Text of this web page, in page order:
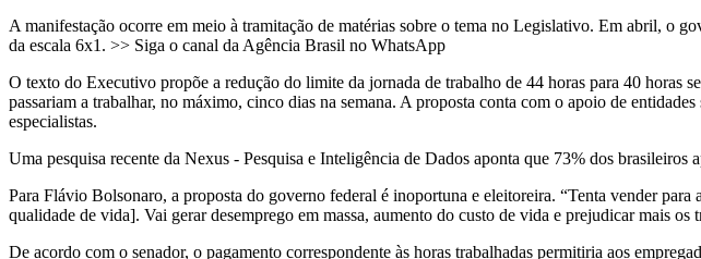
A manifestação ocorre em meio à tramitação de matérias sobre o tema no Legislativo. Em abril, o
da escala 6x1. >> Siga o canal da Agência Brasil no WhatsApp
O texto do Executivo propõe a redução do limite da jornada de trabalho de 44 horas para 40 horas
passariam a trabalhar, no máximo, cinco dias na semana. A proposta conta com o apoio de
especialistas.
Uma pesquisa recente da Nexus - Pesquisa e Inteligência de Dados aponta que 73% dos brasileiros
Para Flávio Bolsonaro, a proposta do governo federal é inoportuna e eleitoreira. “Tenta vender
qualidade de vida]. Vai gerar desemprego em massa, aumento do custo de vida e prejudicar mais os
De acordo com o senador, o pagamento correspondente às horas trabalhadas permitiria aos